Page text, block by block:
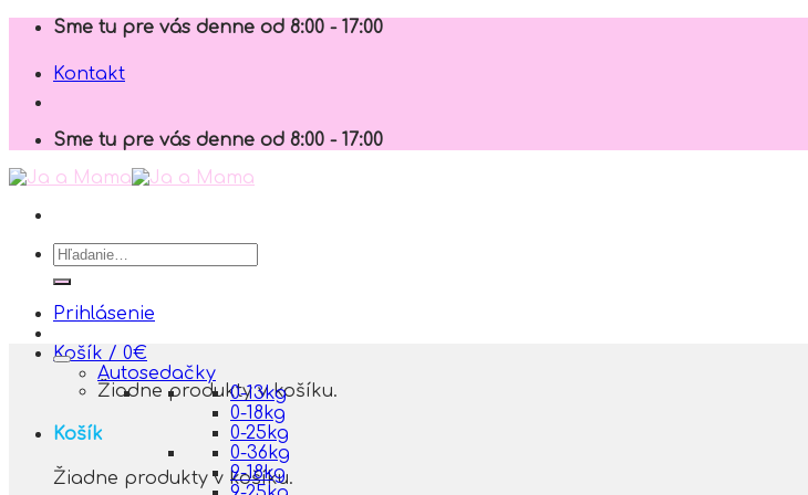
Skip
content
Sme tu pre vás denne od 8:00 - 17:00
Kontakt
Sme tu pre vás denne od 8:00 - 17:00
Hľadať:
Prihlásenie
Košík / 0€
Žiadne produkty v košíku.
Košík
Žiadne produkty v košíku.
Autosedačky
0-13kg
0-18kg
0-25kg
0-36kg
9-18kg